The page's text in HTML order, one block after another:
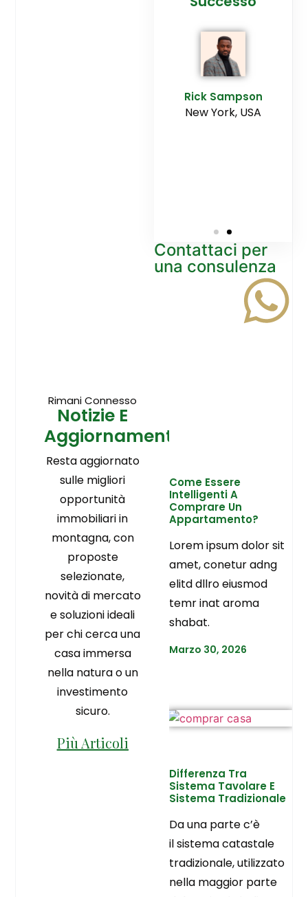
Rick Sampson
New York, USA
Contattaci per
una consulenza
Rimani Connesso
Notizie E
Aggiornamenti
Resta aggiornato
sulle migliori
opportunità
immobiliari in
montagna, con
proposte
selezionate,
novità di mercato
e soluzioni ideali
per chi cerca una
casa immersa
nella natura o un
investimento
sicuro.
Più Articoli
Come Essere
Intelligenti A
Comprare Un
Appartamento?
Lorem ipsum dolor sit
amet, conetur adng
elitd dllro eiusmod
temr inat aroma
shabat.
Marzo 30, 2026
Differenza Tra
Sistema Tavolare E
Sistema Tradizionale
Da una parte c’è
il sistema catastale
tradizionale, utilizzato
nella maggior parte